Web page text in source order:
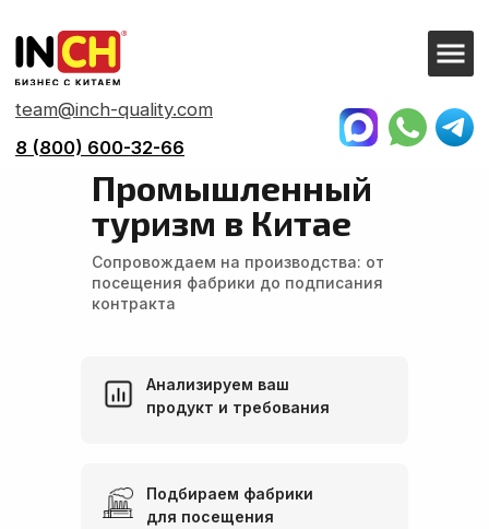
team@inch-quality.com
8 (800) 600-32-66
Подбираем фабрики
для посещения
Анализируем ваш
продукт и требования
Сопровождаем на производства: от
посещения фабрики до подписания
контракта
> Решения > Сопровождение в
Китае
Промышленный
туризм в Китае